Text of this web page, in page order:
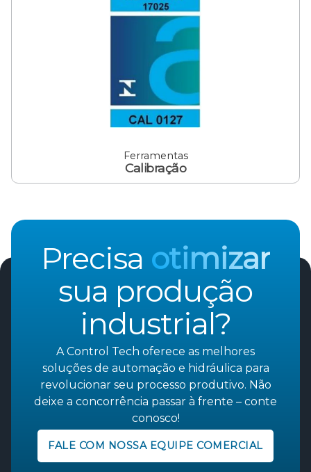
Ferramentas
Calibração
Precisa otimizar
sua produção
industrial?
A Control Tech oferece as melhores
soluções de automação e hidráulica para
revolucionar seu processo produtivo. Não
deixe a concorrência passar à frente – conte
conosco!
FALE COM NOSSA EQUIPE COMERCIAL